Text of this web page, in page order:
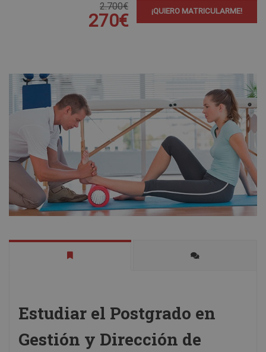
2.700€
270€ ¡QUIERO MATRICULARME!
Estudiar el Postgrado en
Gestión y Dirección de